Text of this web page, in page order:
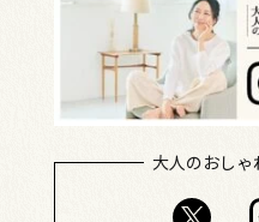
大人のおし